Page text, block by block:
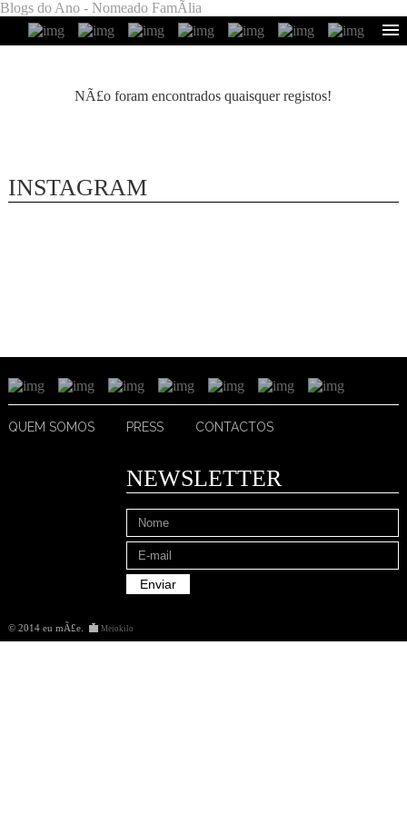
Blogs do Ano - Nomeado FamÃ­lia
NÃ£o foram encontrados quaisquer registos!
INSTAGRAM
QUEM SOMOS PRESS CONTACTOS
NEWSLETTER
© 2014 eu mÃ£e. Meiokilo